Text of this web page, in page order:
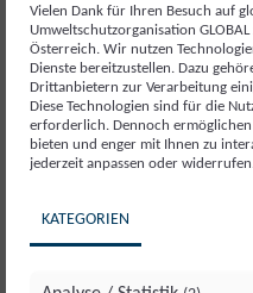
wendet. Mit dem
Newsletter
Semester über
Materialien im
Vielen Dank für Ihren Besuch auf
Umweltschutzorganisation
Österreich. Wir nutzen
Dienste bereitzustellen. Dazu
Drittanbietern zur Verarbeitung
Diese Technologien sind für die
erforderlich. Dennoch ermöglichen
bieten und enger mit Ihnen zu
jederzeit anpassen oder
KATEGORIEN